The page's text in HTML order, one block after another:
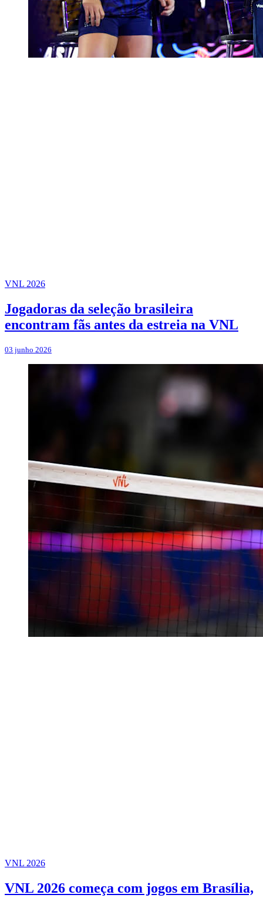
VNL 2026
Jogadoras da seleção brasileira
encontram fãs antes da estreia na VNL
03 junho 2026
VNL 2026
VNL 2026 começa com jogos em Brasília,